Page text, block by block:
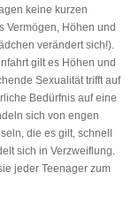
keine kurzen
Vermögen, Höhen und
verändert sich!).
gilt es Höhen und
Sexualität trifft auf
Bedürfnis auf eine
sich von engen
die es gilt, schnell
sich in Verzweiflung.
jeder Teenager zum